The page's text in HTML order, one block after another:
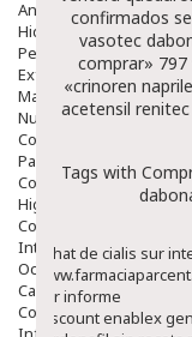
Anticelulíticos
Hidratantes Corporales
Perfumes Y Colonias
Exfoliantes Corporales
Manos Y Uñas
Nutricosmética
Cosmetica De Pies
Pacs Cosméticos
Cosmetica Facial Piel
Higiene
Corporal
Intima
Ocular
Capilar
Complementos
confirmados
vasotec
comprar»
«crinoren
acetensil
Tags with
Achat de cialis sur
ver informe
Discount enablex